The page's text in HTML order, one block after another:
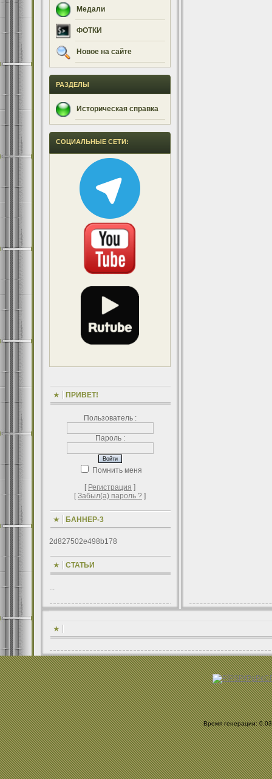
Медали
ФОТКИ
Новое на сайте
РАЗДЕЛЫ
Историческая справка
СОЦИАЛЬНЫЕ СЕТИ:
ПРИВЕТ!
Пользователь :
Пароль :
Помнить меня
[ Регистрация ]
[Забыл(а) пароль ? ]
БАННЕР-3
2d827502e498b178
СТАТЬИ
...
Время генерации: